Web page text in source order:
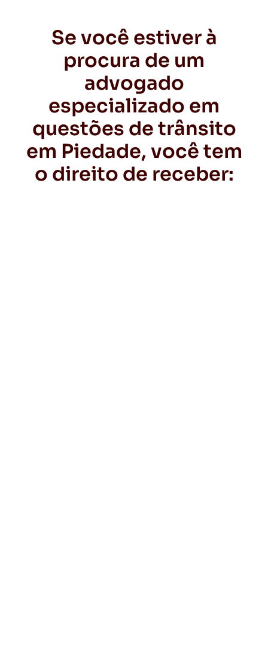
Se você estiver à
procura de um
advogado
especializado em
questões de trânsito
em Piedade, você tem
o direito de receber: